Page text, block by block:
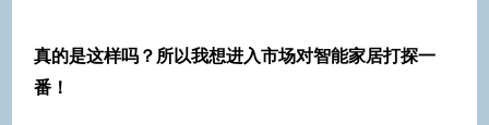
真的是这样吗？所以我想进入市场对智能家居打探一
番！